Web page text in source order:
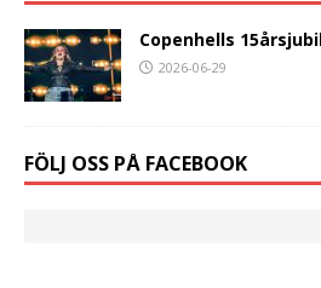
Copenhells
2026-06-29
FÖLJ OSS PÅ FACEBOOK